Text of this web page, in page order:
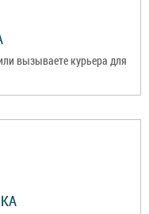
вызываете курьера для